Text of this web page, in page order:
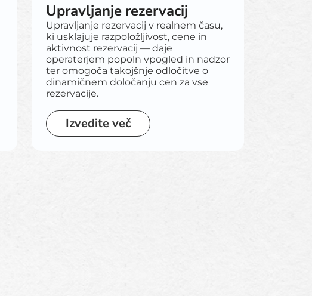
Upravljanje rezervacij
Upravljanje rezervacij v realnem času,
ki usklajuje razpoložljivost, cene in
aktivnost rezervacij — daje
operaterjem popoln vpogled in nadzor
ter omogoča takojšnje odločitve o
dinamičnem določanju cen za vse
rezervacije.
Izvedite več